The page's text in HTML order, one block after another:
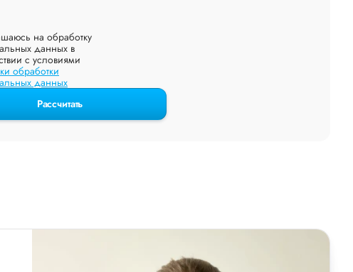
на обработку
данных в
с условиями
обработки
данных
Рассчитать